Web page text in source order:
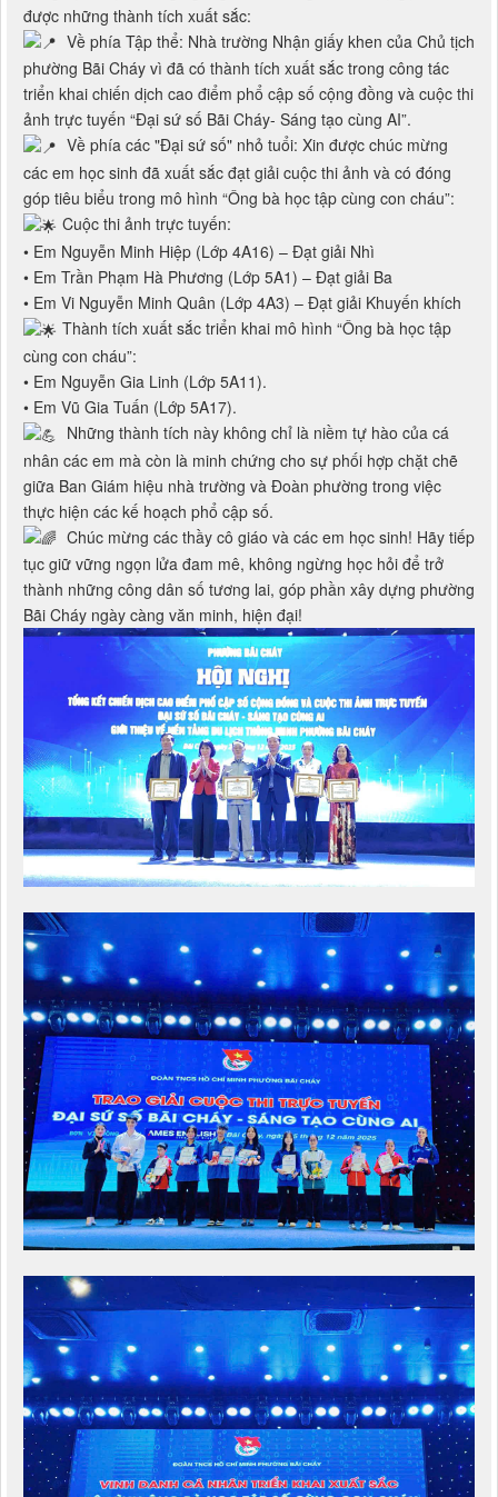
được những thành tích xuất sắc:
Về phía Tập thể: Nhà trường Nhận giấy khen của Chủ tịch
phường Bãi Cháy vì đã có thành tích xuất sắc trong công tác
triển khai chiến dịch cao điểm phổ cập số cộng đồng và cuộc thi
ảnh trực tuyến “Đại sứ số Bãi Cháy- Sáng tạo cùng AI”.
Về phía các "Đại sứ số" nhỏ tuổi: Xin được chúc mừng
các em học sinh đã xuất sắc đạt giải cuộc thi ảnh và có đóng
góp tiêu biểu trong mô hình “Ông bà học tập cùng con cháu”:
Cuộc thi ảnh trực tuyến:
• Em Nguyễn Minh Hiệp (Lớp 4A16) – Đạt giải Nhì
• Em Trần Phạm Hà Phương (Lớp 5A1) – Đạt giải Ba
• Em Vi Nguyễn Minh Quân (Lớp 4A3) – Đạt giải Khuyến khích
Thành tích xuất sắc triển khai mô hình “Ông bà học tập
cùng con cháu”:
• Em Nguyễn Gia Linh (Lớp 5A11).
• Em Vũ Gia Tuấn (Lớp 5A17).
Những thành tích này không chỉ là niềm tự hào của cá
nhân các em mà còn là minh chứng cho sự phối hợp chặt chẽ
giữa Ban Giám hiệu nhà trường và Đoàn phường trong việc
thực hiện các kế hoạch phổ cập số.
Chúc mừng các thầy cô giáo và các em học sinh! Hãy tiếp
tục giữ vững ngọn lửa đam mê, không ngừng học hỏi để trở
thành những công dân số tương lai, góp phần xây dựng phường
Bãi Cháy ngày càng văn minh, hiện đại!